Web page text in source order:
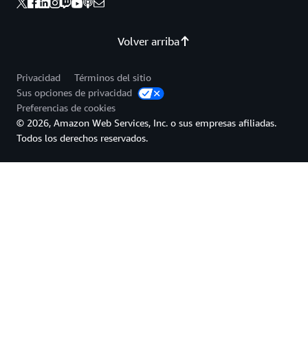
Volver arriba
Privacidad
Términos del sitio
Sus opciones de privacidad
Preferencias de cookies
© 2026, Amazon Web Services, Inc. o sus empresas afiliadas.
Todos los derechos reservados.